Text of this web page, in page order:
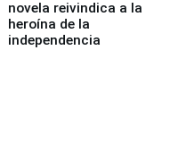
novela reivindica a la
heroína de la
independencia